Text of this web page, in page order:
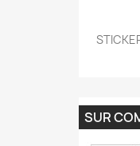
SUR